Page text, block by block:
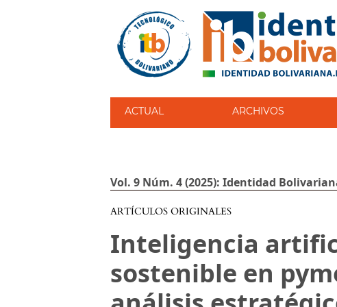
ACTUAL ARCHIVOS
Vol. 9 Núm. 4 (2025): Identidad
ARTÍCULOS ORIGINALES
Inteligencia
sostenible en